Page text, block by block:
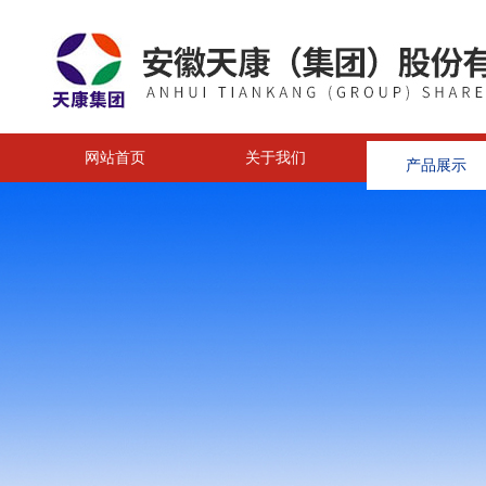
网站首页 关于我们 产品展示